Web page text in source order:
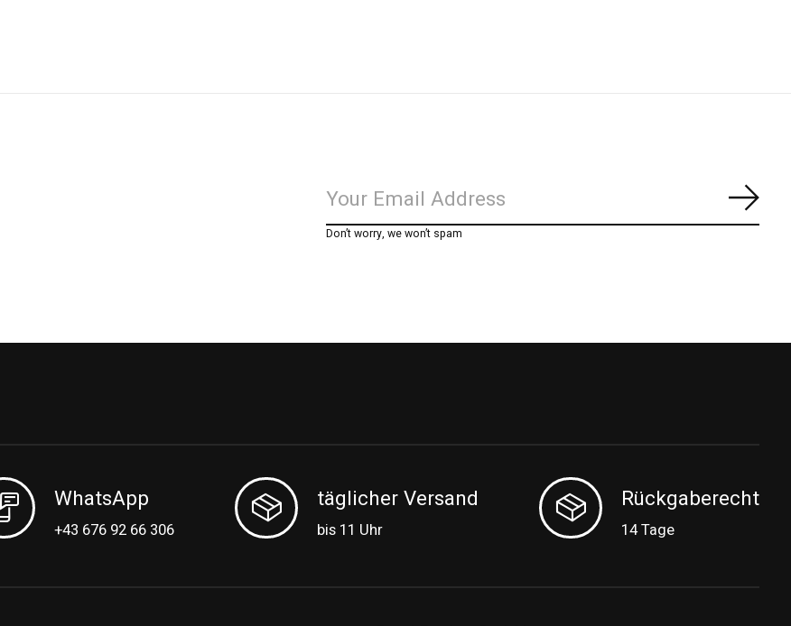
Don’t worry, we won’t spam
WhatsApp
+43 676 92 66 306
täglicher Versand
bis 11 Uhr
Rückgaberecht
14 Tage